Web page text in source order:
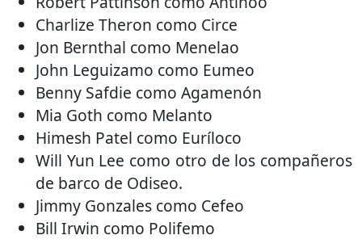
Charlize Theron como Circe
Jon Bernthal como Menelao
John Leguizamo como Eumeo
Benny Safdie como Agamenón
Mia Goth como Melanto
Himesh Patel como Euríloco
Will Yun Lee como otro de los compañeros
de barco de Odiseo.
Jimmy Gonzales como Cefeo
Bill Irwin como Polifemo